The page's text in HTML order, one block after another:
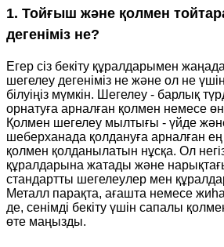
1. Тойғыш және қолмен
дегеніміз не?
Егер сіз бекіту құралдарымен
шегелеу дегеніміз не және ол не
білуіңіз мүмкін. Шегелеу - барлық
орнатуға арналған қолмен немесе
Қолмен шегелеу мылтығы - үйде
шеберханада қолдануға арналған ең
қолмен қолданылатын нұсқа. Ол
құралдарына жатады және
стандартты шегелеулер мен
Металл парақта, ағашта немесе
де, сенімді бекіту үшін сапалы
өте маңызды.